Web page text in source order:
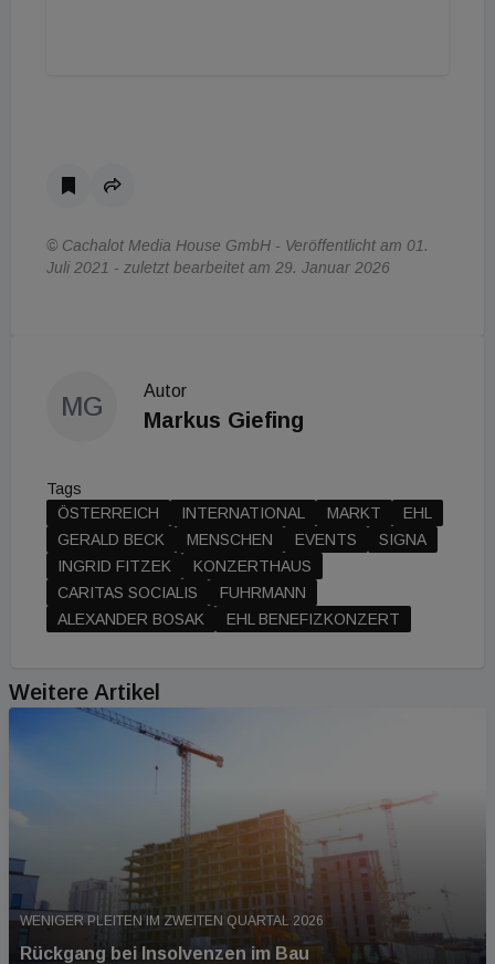
© Cachalot Media House GmbH - Veröffentlicht am 01.
Juli 2021 - zuletzt bearbeitet am 29. Januar 2026
MG
Autor
Markus Giefing
Tags
ÖSTERREICH
INTERNATIONAL MARKT
EHL
GERALD BECK
MENSCHEN EVENTS
SIGNA
INGRID FITZEK
KONZERTHAUS
CARITAS SOCIALIS
FUHRMANN
ALEXANDER BOSAK
EHL BENEFIZKONZERT
Weitere Artikel
WENIGER PLEITEN IM ZWEITEN QUARTAL 2026
Rückgang bei Insolvenzen im Bau